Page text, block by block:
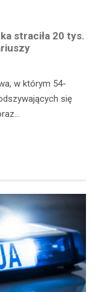
straciła 20 tys.
w którym 54-
się